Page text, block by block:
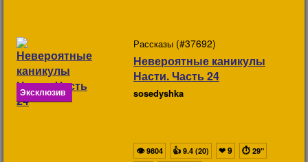
Эксклюзив
Рассказы (#37692)
Невероятные каникулы
Насти. Часть 24
sosedyshka
👁9804 👍 9.4 (20) ❤9 ⏱ 29"